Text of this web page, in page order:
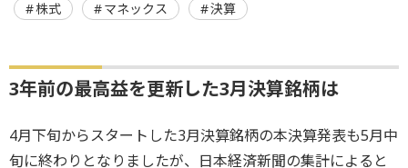
株式 マネックス 決算
3年前の最高益を更新した3月決算銘柄は
4月下旬からスタートした3月決算銘柄の本決算発表も5月中
旬に終わりとなりましたが、日本経済新聞の集計によると